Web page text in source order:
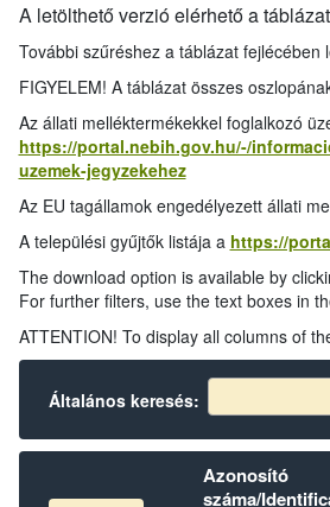
A letölthető verzió elérhető a
További szűréshez a táblázat
FIGYELEM! A táblázat összes
Az állati melléktermékekkel foglalkozó
https://portal.nebih.gov.hu/-/
uzemek-jegyzekehez
Az EU tagállamok engedélyezett állati
A települési gyűjtők listája a https://
The download option is available by
For further filters, use the text boxes in
ATTENTION! To display all columns of
Általános keresés:
Azonosító
száma/